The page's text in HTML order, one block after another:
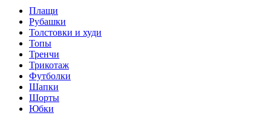
Плащи
Рубашки
Толстовки и худи
Топы
Тренчи
Трикотаж
Футболки
Шапки
Шорты
Юбки